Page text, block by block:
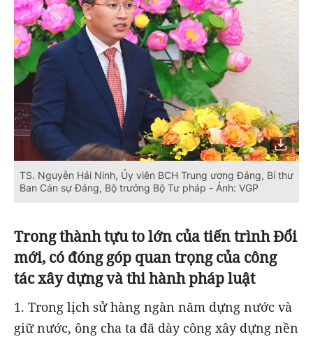
TS. Nguyễn Hải Ninh, Ủy viên BCH Trung ương Đảng, Bí thư
Ban Cán sự Đảng, Bộ trưởng Bộ Tư pháp - Ảnh: VGP
Trong thành tựu to lớn của tiến trình Đổi
mới, có đóng góp quan trọng của công
tác xây dựng và thi hành pháp luật
1. Trong lịch sử hàng ngàn năm dựng nước và
giữ nước, ông cha ta đã dày công xây dựng nền